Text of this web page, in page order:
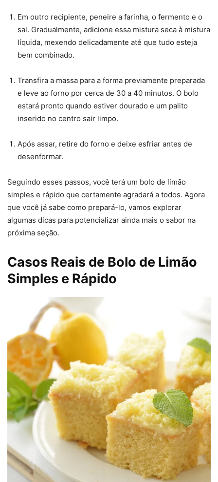
Em outro recipiente, peneire a farinha, o fermento e o
sal. Gradualmente, adicione essa mistura seca à mistura
líquida, mexendo delicadamente até que tudo esteja
bem combinado.
Transfira a massa para a forma previamente preparada
e leve ao forno por cerca de 30 a 40 minutos. O bolo
estará pronto quando estiver dourado e um palito
inserido no centro sair limpo.
Após assar, retire do forno e deixe esfriar antes de
desenformar.
Seguindo esses passos, você terá um bolo de limão
simples e rápido que certamente agradará a todos. Agora
que você já sabe como prepará-lo, vamos explorar
algumas dicas para potencializar ainda mais o sabor na
próxima seção.
Casos Reais de Bolo de Limão
Simples e Rápido